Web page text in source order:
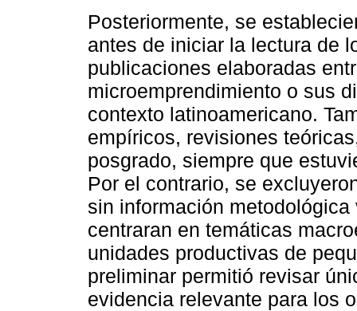
Posteriormente, se
antes de iniciar la lectura de
publicaciones elaboradas
microemprendimiento o sus
contexto latinoamericano.
empíricos, revisiones
posgrado, siempre que
Por el contrario, se
sin información
centraran en temáticas
unidades productivas de
preliminar permitió revisar
evidencia relevante para los